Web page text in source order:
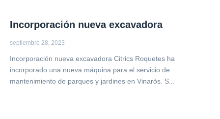
Incorporación nueva excavadora
septiembre 28, 2023
Incorporación nueva excavadora Citrics Roquetes ha
incorporado una nueva máquina para el servicio de
mantenimiento de parques y jardines en Vinaròs. S...